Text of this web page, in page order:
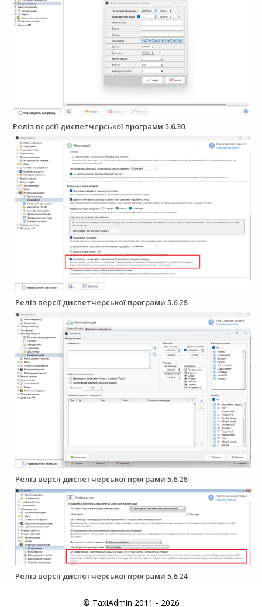
Реліз версії диспетчерської програми 5.6.30
Реліз версії диспетчерської програми 5.6.28
Реліз версії диспетчерської програми 5.6.26
Реліз версії диспетчерської програми 5.6.24
© TaxiAdmin 2011 - 2026